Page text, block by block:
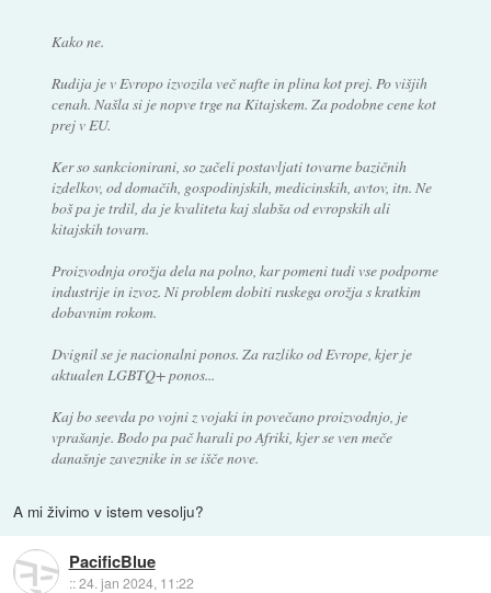
Kako ne.
Rudija je v Evropo izvozila več nafte in plina kot prej. Po višjih
cenah. Našla si je nopve trge na Kitajskem. Za podobne cene kot
prej v EU.
Ker so sankcionirani, so začeli postavljati tovarne bazičnih
izdelkov, od domačih, gospodinjskih, medicinskih, avtov, itn. Ne
boš pa je trdil, da je kvaliteta kaj slabša od evropskih ali
kitajskih tovarn.
Proizvodnja orožja dela na polno, kar pomeni tudi vse podporne
industrije in izvoz. Ni problem dobiti ruskega orožja s kratkim
dobavnim rokom.
Dvignil se je nacionalni ponos. Za razliko od Evrope, kjer je
aktualen LGBTQ+ ponos...
Kaj bo seevda po vojni z vojaki in povečano proizvodnjo, je
vprašanje. Bodo pa pač harali po Afriki, kjer se ven meče
današnje zaveznike in se išče nove.
A mi živimo v istem vesolju?
PacificBlue
::24. jan 2024, 11:22